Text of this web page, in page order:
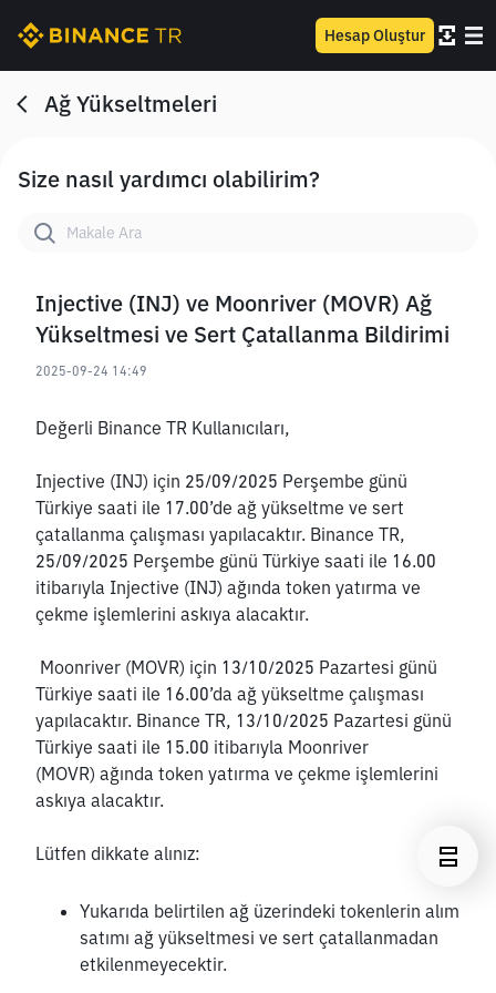
Hesap Oluştur
Ağ Yükseltmeleri
Size nasıl yardımcı olabilirim?
Injective (INJ) ve Moonriver (MOVR) Ağ
Yükseltmesi ve Sert Çatallanma Bildirimi
2025-09-24 14:49
Değerli Binance TR Kullanıcıları,
Injective (INJ) için 25/09/2025 Perşembe günü
Türkiye saati ile 17.00’de ağ yükseltme ve sert
çatallanma çalışması yapılacaktır. Binance TR,
25/09/2025 Perşembe günü Türkiye saati ile 16.00
itibarıyla Injective (INJ) ağında token yatırma ve
çekme işlemlerini askıya alacaktır.
Moonriver (MOVR) için 13/10/2025 Pazartesi günü
Türkiye saati ile 16.00’da ağ yükseltme çalışması
yapılacaktır. Binance TR, 13/10/2025 Pazartesi günü
Türkiye saati ile 15.00 itibarıyla Moonriver
(MOVR) ağında token yatırma ve çekme işlemlerini
askıya alacaktır.
Lütfen dikkate alınız:
Yukarıda belirtilen ağ üzerindeki tokenlerin alım
satımı ağ yükseltmesi ve sert çatallanmadan
etkilenmeyecektir.